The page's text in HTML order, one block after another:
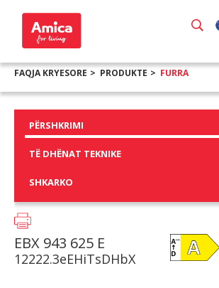
FAQJA KRYESORE PRODUKTE FURRA
PËRSHKRIMI
TË DHËNAT TEKNIKE
SHKARKO
EBX 943 625 E
12222.3eEHiTsDHbX